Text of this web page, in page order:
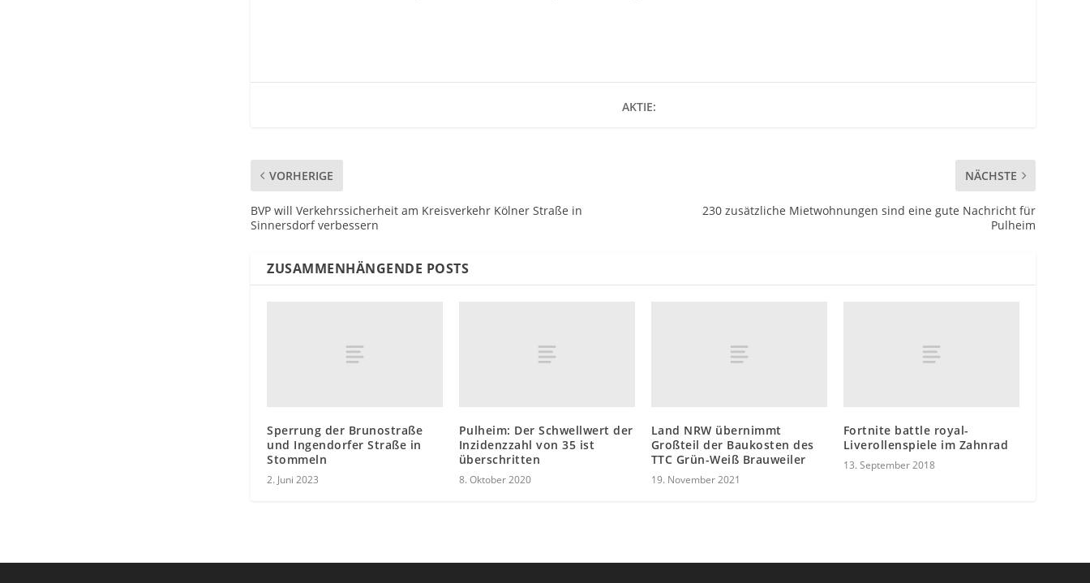
AKTIE:
VORHERIGE
BVP will Verkehrssicherheit am Kreisverkehr Kölner Straße in
Sinnersdorf verbessern
NÄCHSTE
230 zusätzliche Mietwohnungen sind eine gute Nachricht für
Pulheim
ZUSAMMENHÄNGENDE POSTS
Sperrung der Brunostraße
und Ingendorfer Straße in
Stommeln
2. Juni 2023
Pulheim: Der Schwellwert der
Inzidenzzahl von 35 ist
überschritten
8. Oktober 2020
Land NRW übernimmt
Großteil der Baukosten des
TTC Grün-Weiß Brauweiler
19. November 2021
Fortnite battle royal-
Liverollenspiele im Zahnrad
13. September 2018